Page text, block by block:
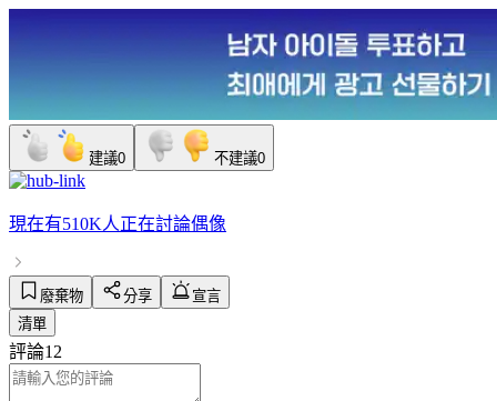
建議0 不建議0
現在有510K人正在討論偶像
廢棄物 分享
宣言
清單
評論12